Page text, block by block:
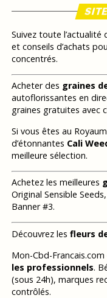
Suivez toute
et conseils d’achats
concentrés.
Acheter des graines
autoflorissantes en
graines gratuites avec
Si vous êtes au
d’étonnantes Cali
meilleure sélection.
Achetez les meilleures
Original Sensible
Banner #3.
Découvrez les fleurs
Mon-Cbd-
les professionnels.
(sous 24h), marques
contrôlés.